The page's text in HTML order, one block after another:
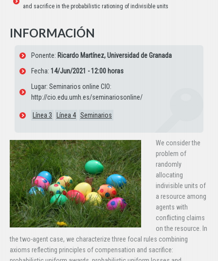
and sacrifice in the probabilistic rationing of indivisible units
INFORMACIÓN
Ponente: Ricardo Martínez, Universidad de Granada
Fecha: 14/Jun/2021 - 12:00 horas
Lugar: Seminarios online CIO:
http://cio.edu.umh.es/seminariosonline/
Línea 3 Línea 4 Seminarios
We consider the
problem of
randomly
allocating
indivisible units of
a resource among
agents with
conflicting claims
on the resource. In
the two-agent case, we characterize three focal rules combining
axioms reflecting principles of compensation and sacrifice: